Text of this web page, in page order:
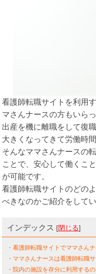
看護師転職サイトを利用
マさんナースの方もいら
出産を機に離職をして復
大きくなってきて労働時
そんなママさんナースの
ことで、安心して働くこ
が可能です。
看護師転職サイトのどの
べきなのかご紹介をして
インデックス [閉じる]
・看護師転職サイトでママさん
・ママさんナースは看護師転職
・院内の施設を存分に利用するの